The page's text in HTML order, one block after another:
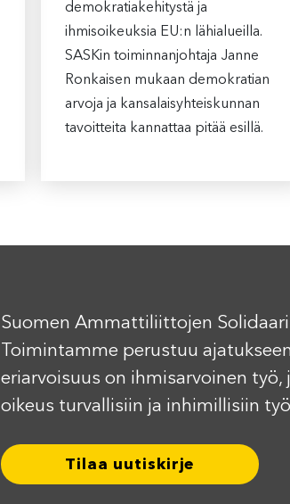
demokratiakehitystä ja
ihmisoikeuksia EU:n lähialueilla.
SASKin toiminnanjohtaja Janne
Ronkaisen mukaan demokratian
arvoja ja kansalaisyhteiskunnan
tavoitteita kannattaa pitää esillä.
Suomen Ammattiliittojen
Toimintamme perustuu
eriarvoisuus on ihmisarvoinen
oikeus turvallisiin ja inhimillisiin
Tilaa uutiskirje